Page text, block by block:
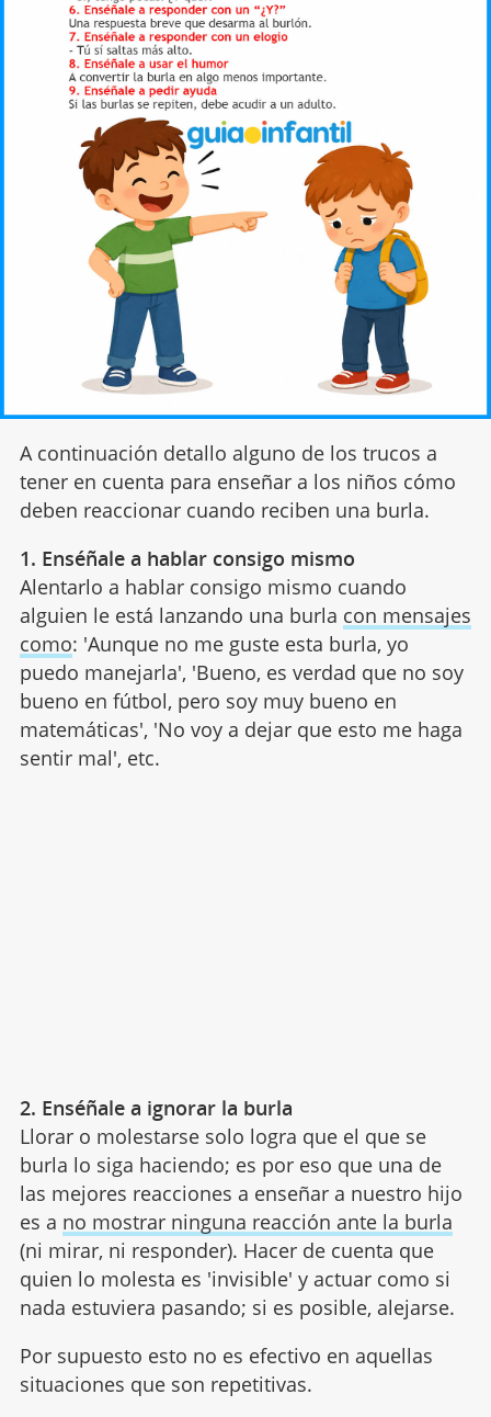
A continuación detallo alguno de los trucos a
tener en cuenta para enseñar a los niños cómo
deben reaccionar cuando reciben una burla.
1. Enséñale a hablar consigo mismo
Alentarlo a hablar consigo mismo cuando
alguien le está lanzando una burla con mensajes
como: 'Aunque no me guste esta burla, yo
puedo manejarla', 'Bueno, es verdad que no soy
bueno en fútbol, pero soy muy bueno en
matemáticas', 'No voy a dejar que esto me haga
sentir mal', etc.
2. Enséñale a ignorar la burla
Llorar o molestarse solo logra que el que se
burla lo siga haciendo; es por eso que una de
las mejores reacciones a enseñar a nuestro hijo
es a no mostrar ninguna reacción ante la burla
(ni mirar, ni responder). Hacer de cuenta que
quien lo molesta es 'invisible' y actuar como si
nada estuviera pasando; si es posible, alejarse.
Por supuesto esto no es efectivo en aquellas
situaciones que son repetitivas.